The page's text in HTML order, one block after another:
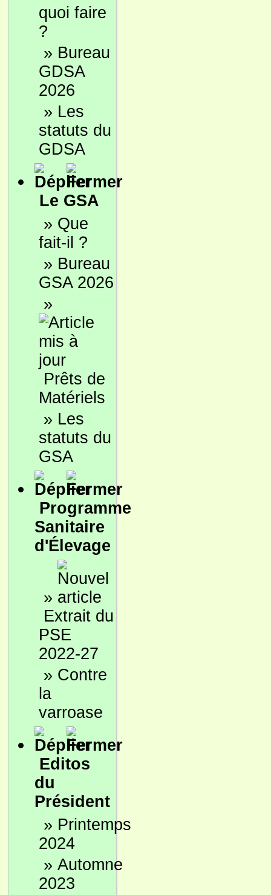
quoi faire
?
» Bureau
GDSA
2026
» Les
statuts du
GDSA
Le GSA
» Que
fait-il ?
» Bureau
GSA 2026
»
Prêts de
Matériels
» Les
statuts du
GSA
Programme
Sanitaire
d'Élevage
»
Extrait du
PSE
2022-27
» Contre
la
varroase
Editos
du
Président
» Printemps
2024
» Automne
2023